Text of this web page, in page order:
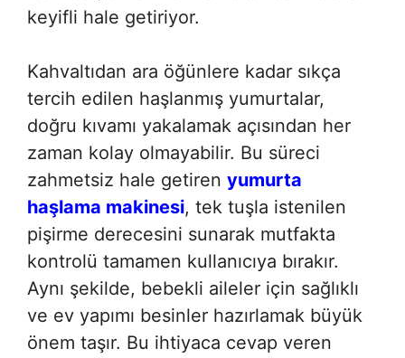
keyifli hale getiriyor.
Kahvaltıdan ara öğünlere kadar sıkça
tercih edilen haşlanmış yumurtalar,
doğru kıvamı yakalamak açısından her
zaman kolay olmayabilir. Bu süreci
zahmetsiz hale getiren yumurta
haşlama makinesi, tek tuşla istenilen
pişirme derecesini sunarak mutfakta
kontrolü tamamen kullanıcıya bırakır.
Aynı şekilde, bebekli aileler için sağlıklı
ve ev yapımı besinler hazırlamak büyük
önem taşır. Bu ihtiyaca cevap veren